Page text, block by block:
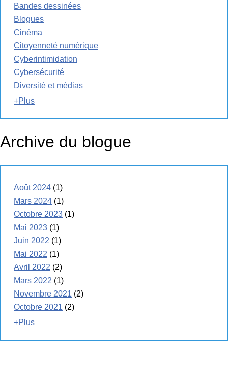
Bandes dessinées
Blogues
Cinéma
Citoyenneté numérique
Cyberintimidation
Cybersécurité
Diversité et médias
+Plus
Archive du blogue
Août 2024 (1)
Mars 2024 (1)
Octobre 2023 (1)
Mai 2023 (1)
Juin 2022 (1)
Mai 2022 (1)
Avril 2022 (2)
Mars 2022 (1)
Novembre 2021 (2)
Octobre 2021 (2)
+Plus